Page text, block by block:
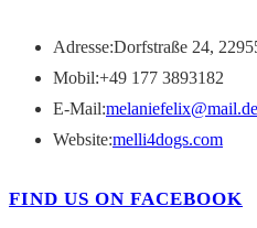
Adresse:Dorfstraße 24,
Mobil:+49 177 3893182
E-Mail:melaniefelix@mail.de
Website:melli4dogs.com
FIND US ON FACEBOOK